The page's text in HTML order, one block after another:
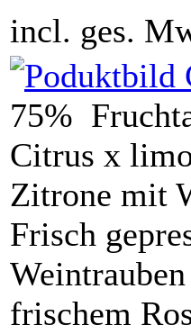
incl. ges.
75%
Citrus x
Zitrone mit
Frisch
frischem